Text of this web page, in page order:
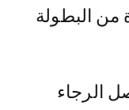
من البطولة
الرجاء